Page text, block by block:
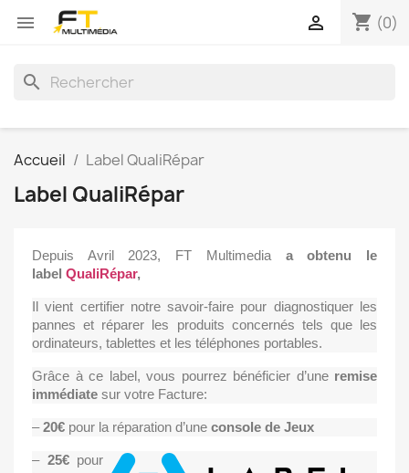
 shopping_cart (0)

search
Accueil Label QualiRépar
Label QualiRépar
Depuis Avril 2023, FT Multimediaa obtenu le
label QualiRépar,
Il vient certifier notre savoir-faire pour diagnostiquer les
pannes et réparer les produits concernés tels que les
ordinateurs, tablettes et les téléphones portables.
Grâce à ce label, vous pourrez bénéficier d’uneremise
immédiate sur votre Facture:
–20€ pour la réparation d’une console de Jeux
– 25€pour